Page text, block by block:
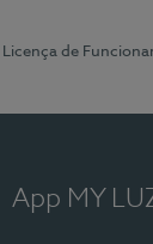
| Licença de
App MY